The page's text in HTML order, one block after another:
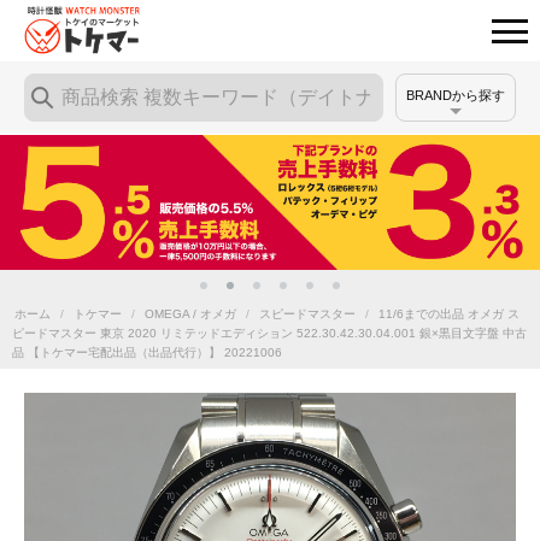
BRANDから探す
ホーム / トケマー / OMEGA / オメガ / スピードマスター /
11/6までの出品 オメガ ス
ピードマスター 東京 2020 リミテッドエディション 522.30.42.30.04.001 銀×黒目文字盤 中古
品 【トケマー宅配出品（出品代行）】 20221006